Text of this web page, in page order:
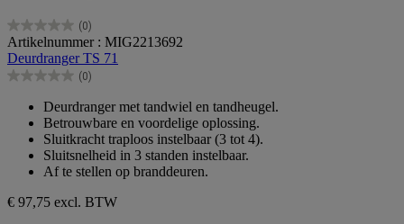
(0)
0.0
van
de
5
Artikelnummer : MIG2213692
Deurdranger TS 71
(0)
0.0
sterren.
Deurdranger met tandwiel en tandheugel.
Betrouwbare en voordelige oplossing.
Sluitkracht traploos instelbaar (3 tot 4).
Sluitsnelheid in 3 standen instelbaar.
Af te stellen op branddeuren.
€ 97,75 excl. BTW